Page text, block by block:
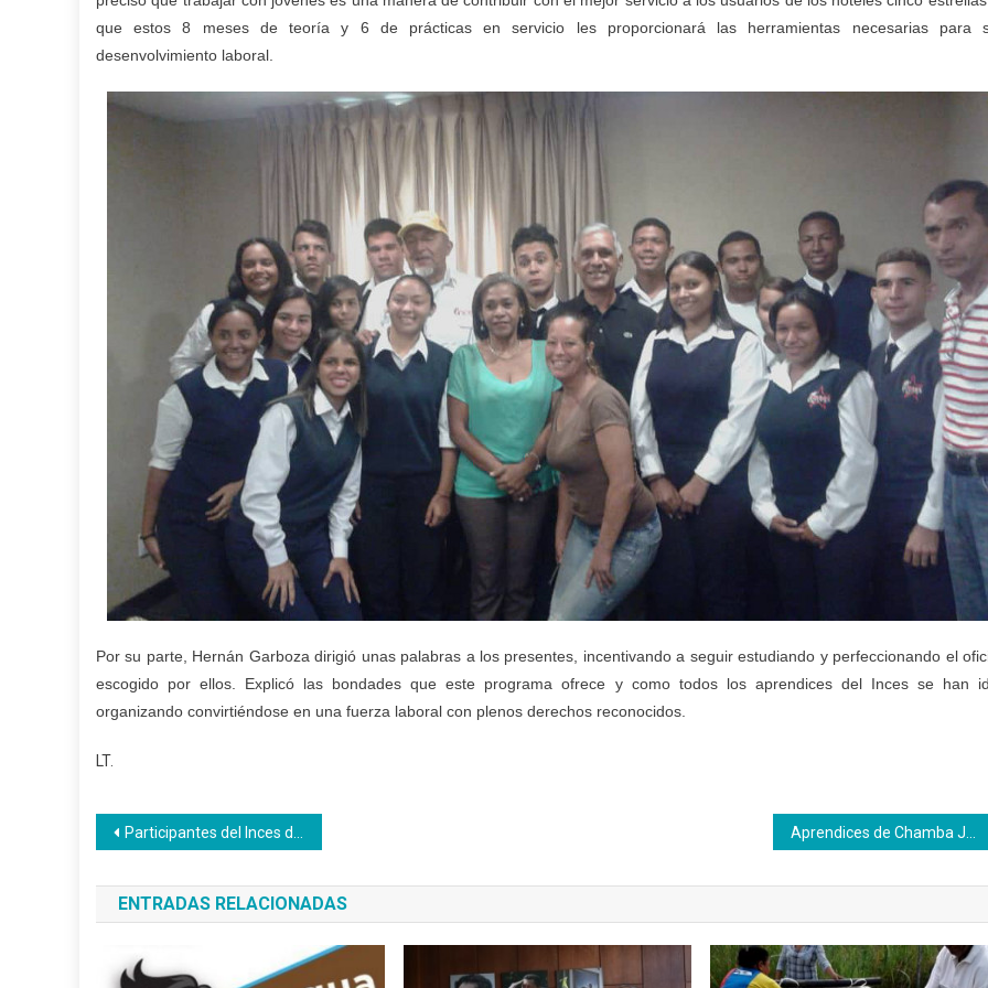
que estos 8 meses de teoría y 6 de prácticas en servicio les proporcionará las herramientas necesarias para
desenvolvimiento laboral.
Por su parte, Hernán Garboza dirigió unas palabras a los presentes, incentivando a seguir estudiando y perfeccionando el
escogido por ellos. Explicó las bondades que este programa ofrece y como todos los aprendices del Inces se han
organizando convirtiéndose en una fuerza laboral con plenos derechos reconocidos.
LT.
Navegación
de
entradas
Participantes del Inces donaron 50 panes a los abuelos del Hogar San Rafael de la Montaña
ENTRADAS RELACIONADAS